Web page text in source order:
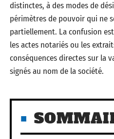
distinctes, à des modes de
périmètres de pouvoir qui ne
partiellement. La confusion
les actes notariés ou les
conséquences directes sur la
signés au nom de la société.